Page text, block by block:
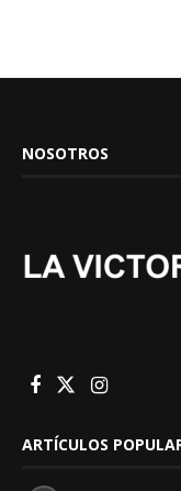
NOSOTROS
ARTÍCULOS